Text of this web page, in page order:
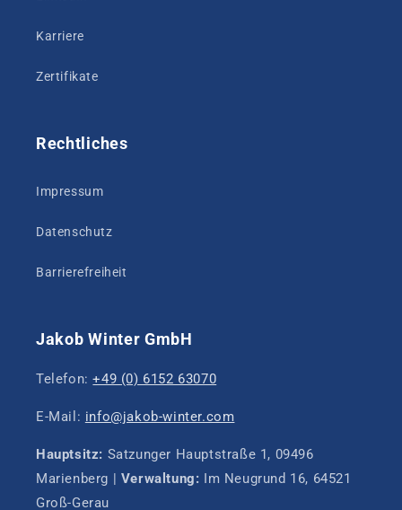
Karriere
Zertifikate
Rechtliches
Impressum
Datenschutz
Barrierefreiheit
Jakob Winter GmbH
Telefon:+49 (0) 6152 63070
E-Mail: info@jakob-winter.com
Hauptsitz: Satzunger Hauptstraße 1, 09496
Marienberg | Verwaltung: Im Neugrund 16, 64521
Groß-Gerau